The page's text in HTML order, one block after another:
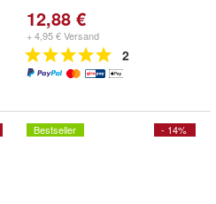
12,88 €
+ 4,95 € Versand
2
- 14%
Bestseller